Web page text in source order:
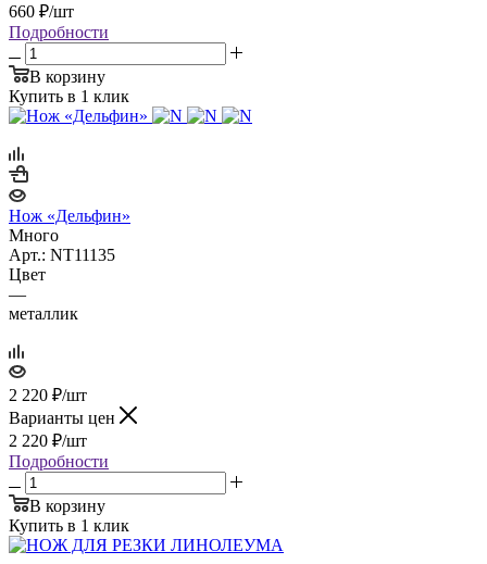
660 ₽/шт
Подробности
В корзину
Купить в 1 клик
Нож «Дельфин»
Много
Арт.: NT11135
Цвет
—
металлик
2 220 ₽/шт
Варианты цен
2 220 ₽/шт
Подробности
В корзину
Купить в 1 клик